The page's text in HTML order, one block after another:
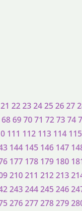
21 222324252627
68697071 727374
111 112 113 114 115
144 145 146 147
177 178 179 180
210211 212213
243244245246
276277278279